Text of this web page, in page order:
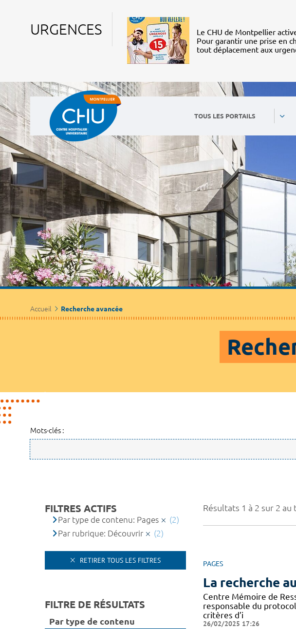
URGENCES
Le CHU de Montpellier
Pour garantir une prise en
tout déplacement aux
TOUS LES PORTAILS
Accueil Recherche avancée
Mots-clés :
Résultats 1 à 2 sur 2 au
PAGES
La recherche
Centre Mémoire de
responsable du
critères d’i
26/02/2025 17:26
FILTRES ACTIFS
Par type de contenu: Pages
(2)
Par rubrique: Découvrir
(2)
RETIRER TOUS LES FILTRES
FILTRE DE RÉSULTATS
Par type de contenu